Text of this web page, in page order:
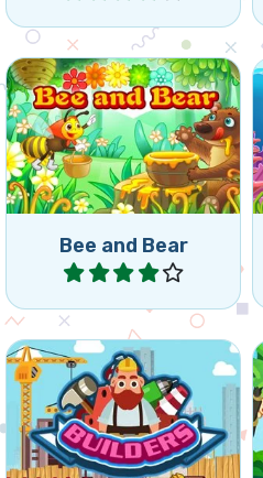
Bee and Bear
Deja a tu abeja llevar la miel
al oso hambriento.
Jugar
Haz feliz a tu supervisor
recolectando el material de
construcción adecuado.